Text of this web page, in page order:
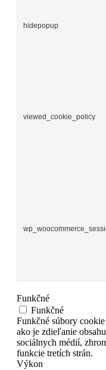
hidepopup
viewed_cookie_policy
Funkčné
Funkčné
Funkčné súbory
ako je zdieľanie
sociálnych médií,
funkcie tretích strán.
Výkon